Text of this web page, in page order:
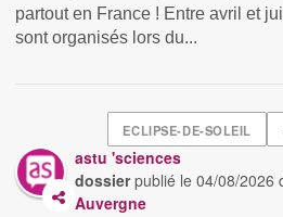
partout en France ! Entre avril et
sont organisés lors du...
ECLIPSE-DE-SOLEIL
astu 'sciences
dossierpublié le04/08/2026
Auvergne